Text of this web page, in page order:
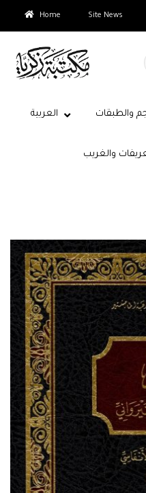
Home Site News
والطبقات العربية
والغريب